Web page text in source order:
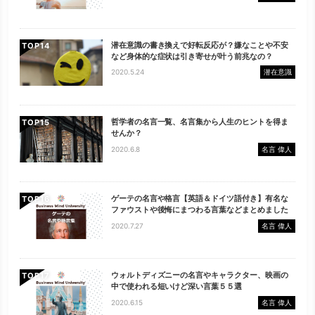
TOP
潜在意識の書き換えで好転反応が？嫌なことや不安
など身体的な症状は引き寄せが叶う前兆なの？
2020.5.24 潜在意識
TOP
哲学者の名言一覧、名言集から人生のヒントを得ま
せんか？
2020.6.8 名言 偉人
TOP
ゲーテの名言や格言【英語＆ドイツ語付き】有名な
ファウストや後悔にまつわる言葉などまとめました
2020.7.27 名言 偉人
TOP
ウォルトディズニーの名言やキャラクター、映画の
中で使われる短いけど深い言葉５５選
2020.6.15 名言 偉人